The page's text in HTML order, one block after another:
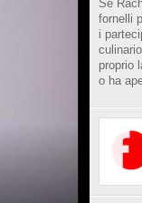
Se
fornelli
i
proprio
o ha